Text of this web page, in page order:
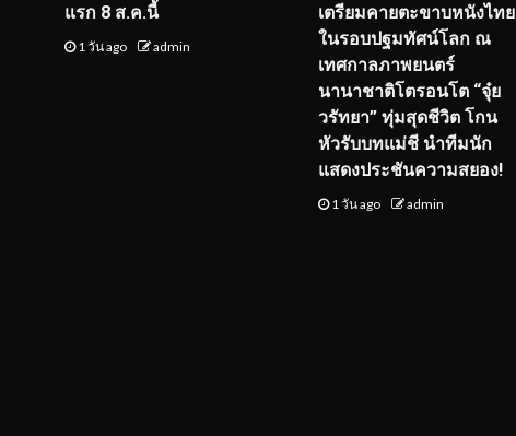
แรก 8 ส.ค.นี้
1 วัน ago admin
เตรียมคายตะขาบหนังไทย
ในรอบปฐมทัศน์โลก ณ
เทศกาลภาพยนตร์
นานาชาติโตรอนโต “จุ๋ย
วรัทยา” ทุ่มสุดชีวิต โกน
หัวรับบทแม่ชี นำทีมนัก
แสดงประชันความสยอง!
1 วัน ago admin